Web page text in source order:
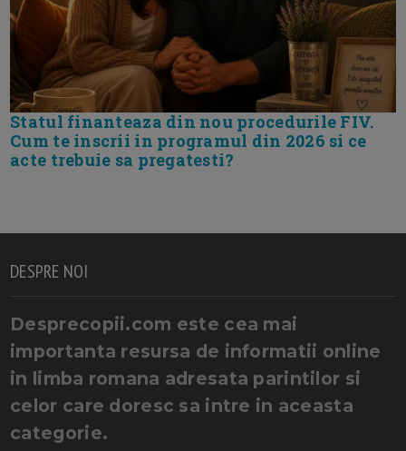
Statul finanteaza din nou procedurile FIV.
Cum te inscrii in programul din 2026 si ce
acte trebuie sa pregatesti?
DESPRE NOI
Desprecopii.com este cea mai
importanta resursa de informatii online
in limba romana adresata parintilor si
celor care doresc sa intre in aceasta
categorie.